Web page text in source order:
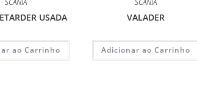
USADA
ao Carrinho
VALADER
Adicionar ao Carrinho